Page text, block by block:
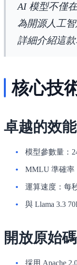
AI 模型不僅
為開源人工
詳細介紹這
核心技
卓越的效
模型參數量：
MMLU 準確率
運算速度：每
與 Llama 3.3
開放原始
採用 Apache